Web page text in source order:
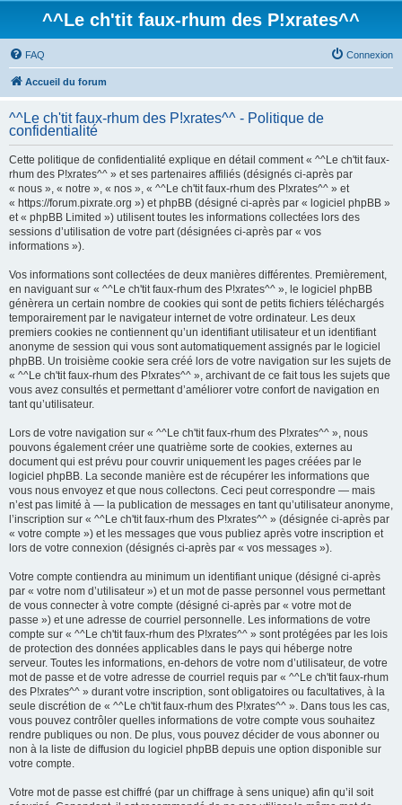
^^Le ch'tit faux-rhum des P!xrates^^
FAQ Connexion
Accueil du forum
^^Le ch'tit faux-rhum des P!xrates^^ - Politique de
confidentialité
Cette politique de confidentialité explique en détail comment « ^^Le ch'tit faux-
rhum des P!xrates^^ » et ses partenaires affiliés (désignés ci-après par
« nous », « notre », « nos », « ^^Le ch'tit faux-rhum des P!xrates^^ » et
« https://forum.pixrate.org ») et phpBB (désigné ci-après par « logiciel phpBB »
et « phpBB Limited ») utilisent toutes les informations collectées lors des
sessions d’utilisation de votre part (désignées ci-après par « vos
informations »).
Vos informations sont collectées de deux manières différentes. Premièrement,
en naviguant sur « ^^Le ch'tit faux-rhum des P!xrates^^ », le logiciel phpBB
génèrera un certain nombre de cookies qui sont de petits fichiers téléchargés
temporairement par le navigateur internet de votre ordinateur. Les deux
premiers cookies ne contiennent qu’un identifiant utilisateur et un identifiant
anonyme de session qui vous sont automatiquement assignés par le logiciel
phpBB. Un troisième cookie sera créé lors de votre navigation sur les sujets de
« ^^Le ch'tit faux-rhum des P!xrates^^ », archivant de ce fait tous les sujets que
vous avez consultés et permettant d’améliorer votre confort de navigation en
tant qu’utilisateur.
Lors de votre navigation sur « ^^Le ch'tit faux-rhum des P!xrates^^ », nous
pouvons également créer une quatrième sorte de cookies, externes au
document qui est prévu pour couvrir uniquement les pages créées par le
logiciel phpBB. La seconde manière est de récupérer les informations que
vous nous envoyez et que nous collectons. Ceci peut correspondre — mais
n’est pas limité à — la publication de messages en tant qu’utilisateur anonyme,
l’inscription sur « ^^Le ch'tit faux-rhum des P!xrates^^ » (désignée ci-après par
« votre compte ») et les messages que vous publiez après votre inscription et
lors de votre connexion (désignés ci-après par « vos messages »).
Votre compte contiendra au minimum un identifiant unique (désigné ci-après
par « votre nom d’utilisateur ») et un mot de passe personnel vous permettant
de vous connecter à votre compte (désigné ci-après par « votre mot de
passe ») et une adresse de courriel personnelle. Les informations de votre
compte sur « ^^Le ch'tit faux-rhum des P!xrates^^ » sont protégées par les lois
de protection des données applicables dans le pays qui héberge notre
serveur. Toutes les informations, en-dehors de votre nom d’utilisateur, de votre
mot de passe et de votre adresse de courriel requis par « ^^Le ch'tit faux-rhum
des P!xrates^^ » durant votre inscription, sont obligatoires ou facultatives, à la
seule discrétion de « ^^Le ch'tit faux-rhum des P!xrates^^ ». Dans tous les cas,
vous pouvez contrôler quelles informations de votre compte vous souhaitez
rendre publiques ou non. De plus, vous pouvez décider de vous abonner ou
non à la liste de diffusion du logiciel phpBB depuis une option disponible sur
votre compte.
Votre mot de passe est chiffré (par un chiffrage à sens unique) afin qu’il soit